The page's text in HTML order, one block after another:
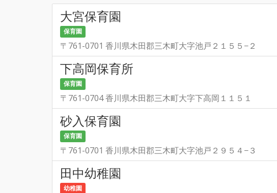
大宮保育園
保育園
〒761-0701 香川県木田郡三木町大字池戸２１５５−２
下高岡保育所
保育園
〒761-0704 香川県木田郡三木町大字下高岡１１５１
砂入保育園
保育園
〒761-0701 香川県木田郡三木町大字池戸２９５４−３
田中幼稚園
幼稚園